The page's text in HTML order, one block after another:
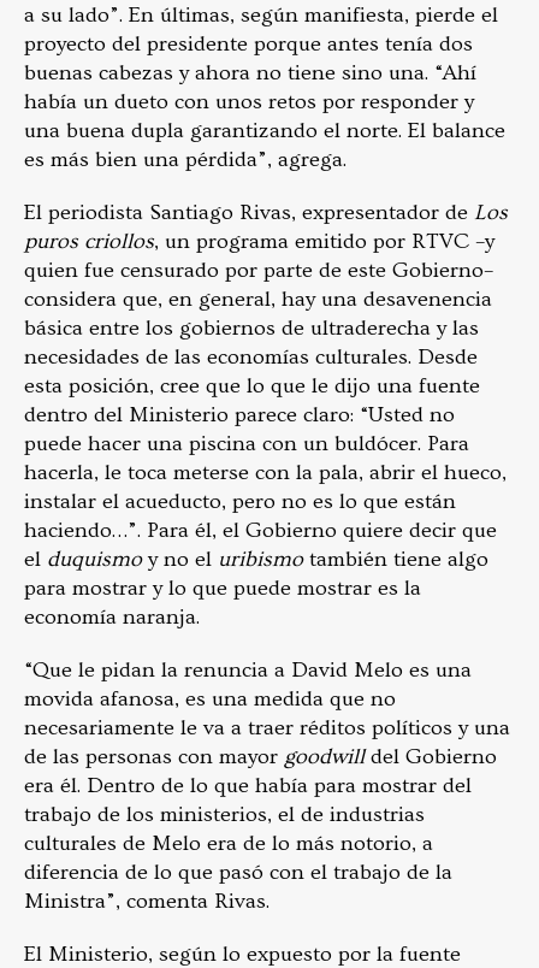
a su lado”. En últimas, según manifiesta, pierde el
proyecto del presidente porque antes tenía dos
buenas cabezas y ahora no tiene sino una. “Ahí
había un dueto con unos retos por responder y
una buena dupla garantizando el norte. El balance
es más bien una pérdida”, agrega.
El periodista Santiago Rivas, expresentador de Los
puros criollos, un programa emitido por RTVC –y
quien fue censurado por parte de este Gobierno–
considera que, en general, hay una desavenencia
básica entre los gobiernos de ultraderecha y las
necesidades de las economías culturales. Desde
esta posición, cree que lo que le dijo una fuente
dentro del Ministerio parece claro: “Usted no
puede hacer una piscina con un buldócer. Para
hacerla, le toca meterse con la pala, abrir el hueco,
instalar el acueducto, pero no es lo que están
haciendo…”. Para él, el Gobierno quiere decir que
el duquismoy no el uribismotambién tiene algo
para mostrar y lo que puede mostrar es la
economía naranja.
“Que le pidan la renuncia a David Melo es una
movida afanosa, es una medida que no
necesariamente le va a traer réditos políticos y una
de las personas con mayor goodwilldel Gobierno
era él. Dentro de lo que había para mostrar del
trabajo de los ministerios, el de industrias
culturales de Melo era de lo más notorio, a
diferencia de lo que pasó con el trabajo de la
Ministra”, comenta Rivas.
El Ministerio, según lo expuesto por la fuente